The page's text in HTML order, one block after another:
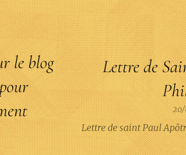
le blog
Lettre de
Lettre de saint Paul